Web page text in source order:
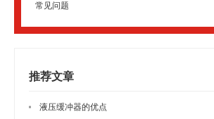
常见问题
推荐文章
液压缓冲器的优点